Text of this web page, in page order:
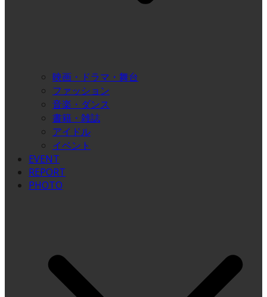
映画・ドラマ・舞台
ファッション
音楽・ダンス
書籍・雑誌
アイドル
イベント
EVENT
REPORT
PHOTO